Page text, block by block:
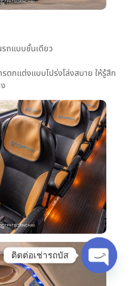
ถแบบชั้นเดียว
ตกแต่งแบบโปร่งโล่งสบาย ให้รู้สึก
ติดต่อเช่ารถบัส